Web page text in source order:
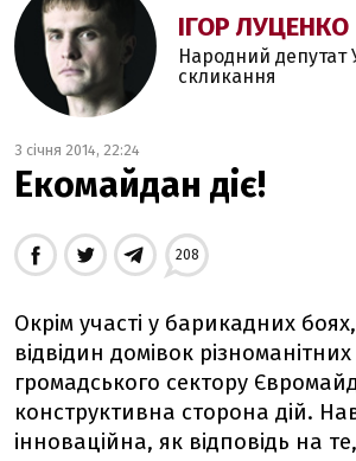
ІГОР ЛУЦЕНКО
Народний депутат
скликання
3 січня 2014, 22:24
Екомайдан діє!
208
Окрім участі у барикадних боях,
відвідин домівок
громадського сектору
конструктивна сторона дій.
інноваційна, як відповідь на